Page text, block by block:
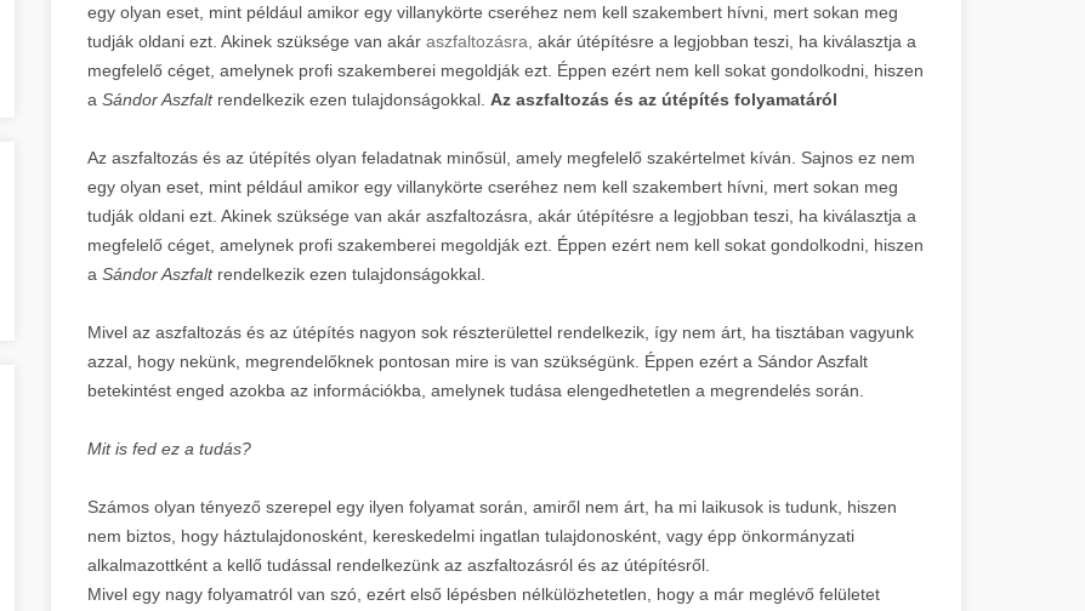
egy olyan eset, mint például amikor egy villanykörte cseréhez nem kell szakembert hívni, mert sokan meg
tudják oldani ezt. Akinek szüksége van akár aszfaltozásra, akár útépítésre a legjobban teszi, ha kiválasztja a
megfelelő céget, amelynek profi szakemberei megoldják ezt. Éppen ezért nem kell sokat gondolkodni, hiszen
a Sándor Aszfaltrendelkezik ezen tulajdonságokkal. Az aszfaltozás és az útépítés folyamatáról
Az aszfaltozás és az útépítés olyan feladatnak minősül, amely megfelelő szakértelmet kíván. Sajnos ez nem
egy olyan eset, mint például amikor egy villanykörte cseréhez nem kell szakembert hívni, mert sokan meg
tudják oldani ezt. Akinek szüksége van akár aszfaltozásra, akár útépítésre a legjobban teszi, ha kiválasztja a
megfelelő céget, amelynek profi szakemberei megoldják ezt. Éppen ezért nem kell sokat gondolkodni, hiszen
a Sándor Aszfaltrendelkezik ezen tulajdonságokkal.
Mivel az aszfaltozás és az útépítés nagyon sok részterülettel rendelkezik, így nem árt, ha tisztában vagyunk
azzal, hogy nekünk, megrendelőknek pontosan mire is van szükségünk. Éppen ezért a Sándor Aszfalt
betekintést enged azokba az információkba, amelynek tudása elengedhetetlen a megrendelés során.
Mit is fed ez a tudás?
Számos olyan tényező szerepel egy ilyen folyamat során, amiről nem árt, ha mi laikusok is tudunk, hiszen
nem biztos, hogy háztulajdonosként, kereskedelmi ingatlan tulajdonosként, vagy épp önkormányzati
alkalmazottként a kellő tudással rendelkezünk az aszfaltozásról és az útépítésről.
Mivel egy nagy folyamatról van szó, ezért első lépésben nélkülözhetetlen, hogy a már meglévő felületet